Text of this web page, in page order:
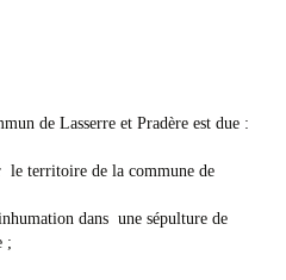
de Lasserre et Pradère est due :
le territoire de la commune de
dans une sépulture de
;